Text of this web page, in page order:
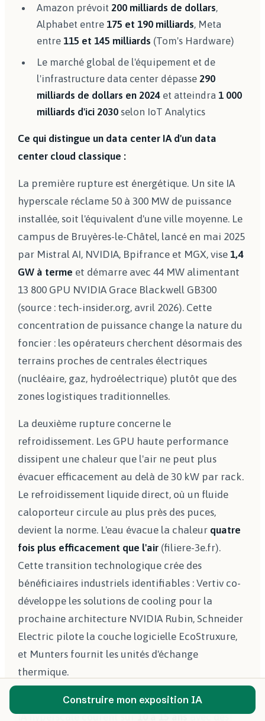
Amazon prévoit 200 milliards de dollars,
Alphabet entre 175 et 190 milliards, Meta
entre 115 et 145 milliards (Tom's Hardware)
Le marché global de l'équipement et de
l'infrastructure data center dépasse 290
milliards de dollars en 2024 et atteindra 1 000
milliards d'ici 2030 selon IoT Analytics
Ce qui distingue un data center IA d'un data
center cloud classique :
La première rupture est énergétique. Un site IA
hyperscale réclame 50 à 300 MW de puissance
installée, soit l'équivalent d'une ville moyenne. Le
campus de Bruyères-le-Châtel, lancé en mai 2025
par Mistral AI, NVIDIA, Bpifrance et MGX, vise 1,4
GW à terme et démarre avec 44 MW alimentant
13 800 GPU NVIDIA Grace Blackwell GB300
(source : tech-insider.org, avril 2026). Cette
concentration de puissance change la nature du
foncier : les opérateurs cherchent désormais des
terrains proches de centrales électriques
(nucléaire, gaz, hydroélectrique) plutôt que des
zones logistiques traditionnelles.
La deuxième rupture concerne le
refroidissement. Les GPU haute performance
dissipent une chaleur que l'air ne peut plus
évacuer efficacement au delà de 30 kW par rack.
Le refroidissement liquide direct, où un fluide
caloporteur circule au plus près des puces,
devient la norme. L'eau évacue la chaleur quatre
fois plus efficacement que l'air (filiere-3e.fr).
Cette transition technologique crée des
bénéficiaires industriels identifiables : Vertiv co-
développe les solutions de cooling pour la
prochaine architecture NVIDIA Rubin, Schneider
Electric pilote la couche logicielle EcoStruxure,
et Munters fournit les unités d'échange
thermique.
La troisième rupture est contractuelle. Les baux
IA hyperscale courent sur10 à 15 ansavec des
Construire mon exposition IA